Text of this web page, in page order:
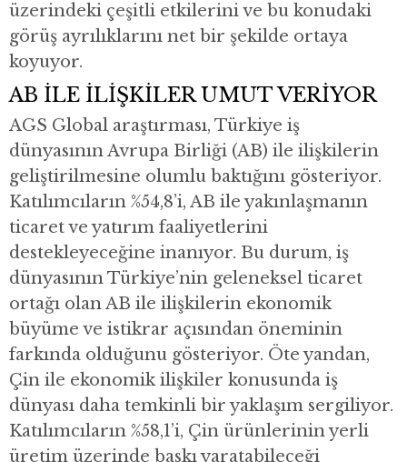
üzerindeki çeşitli etkilerini ve bu konudaki
görüş ayrılıklarını net bir şekilde ortaya
koyuyor.
AB İLE İLİŞKİLER UMUT VERİYOR
AGS Global araştırması, Türkiye iş
dünyasının Avrupa Birliği (AB) ile ilişkilerin
geliştirilmesine olumlu baktığını gösteriyor.
Katılımcıların %54,8’i, AB ile yakınlaşmanın
ticaret ve yatırım faaliyetlerini
destekleyeceğine inanıyor. Bu durum, iş
dünyasının Türkiye’nin geleneksel ticaret
ortağı olan AB ile ilişkilerin ekonomik
büyüme ve istikrar açısından öneminin
farkında olduğunu gösteriyor. Öte yandan,
Çin ile ekonomik ilişkiler konusunda iş
dünyası daha temkinli bir yaklaşım sergiliyor.
Katılımcıların %58,1’i, Çin ürünlerinin yerli
üretim üzerinde baskı yaratabileceği